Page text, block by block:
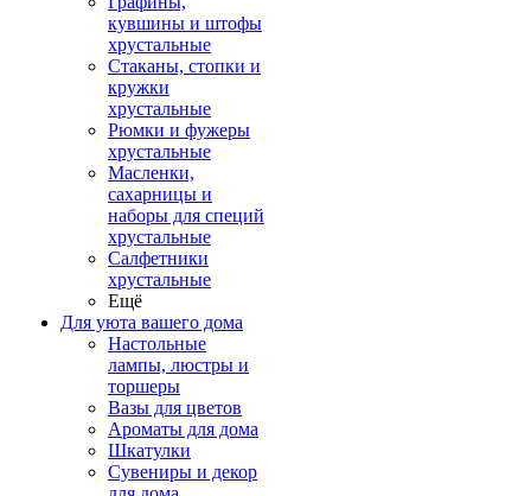
кувшины и штофы
хрустальные
Стаканы, стопки и
кружки
хрустальные
Рюмки и фужеры
хрустальные
Масленки,
сахарницы и
наборы для специй
хрустальные
Салфетники
хрустальные
Ещё
Для уюта вашего дома
Настольные
лампы, люстры и
торшеры
Вазы для цветов
Ароматы для дома
Шкатулки
Сувениры и декор